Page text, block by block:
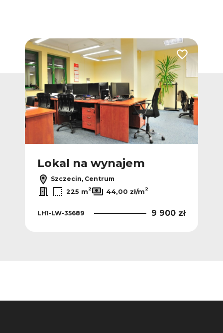
Dodaj do ulubionych Dodaj do
Lokal na wynajem
Szczecin, Centrum
225 m2 44,00 zł/m2
LH1-LW-35689 9 900 zł